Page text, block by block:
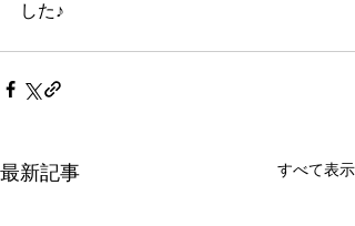
した♪
最新記事 すべて表示